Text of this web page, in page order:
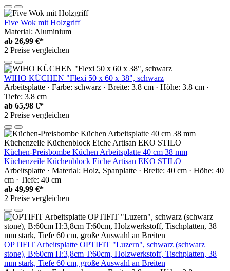
Five Wok mit Holzgriff
Material: Aluminium
ab 26,99 €*
2 Preise vergleichen
WIHO KÜCHEN "Flexi 50 x 60 x 38", schwarz
Arbeitsplatte · Farbe: schwarz · Breite: 3.8 cm · Höhe: 3.8 cm ·
Tiefe: 3.8 cm
ab 65,98 €*
2 Preise vergleichen
Küchen-Preisbombe Küchen Arbeitsplatte 40 cm 38 mm
Küchenzeile Küchenblock Eiche Artisan EKO STILO
Arbeitsplatte · Material: Holz, Spanplatte · Breite: 40 cm · Höhe: 40
cm · Tiefe: 40 cm
ab 49,99 €*
2 Preise vergleichen
OPTIFIT Arbeitsplatte OPTIFIT "Luzern", schwarz (schwarz
stone), B:60cm H:3,8cm T:60cm, Holzwerkstoff, Tischplatten, 38
mm stark, Tiefe 60 cm, große Auswahl an Breiten